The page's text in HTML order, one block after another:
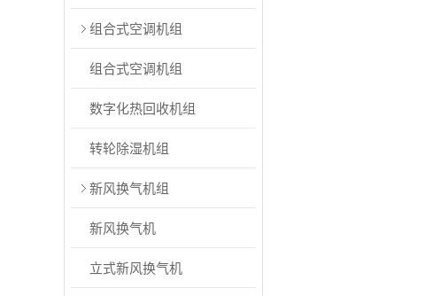
组合式空调机组
组合式空调机组
数字化热回收机组
转轮除湿机组
新风换气机组
新风换气机
立式新风换气机